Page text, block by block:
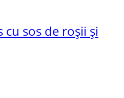
sos de roșii și